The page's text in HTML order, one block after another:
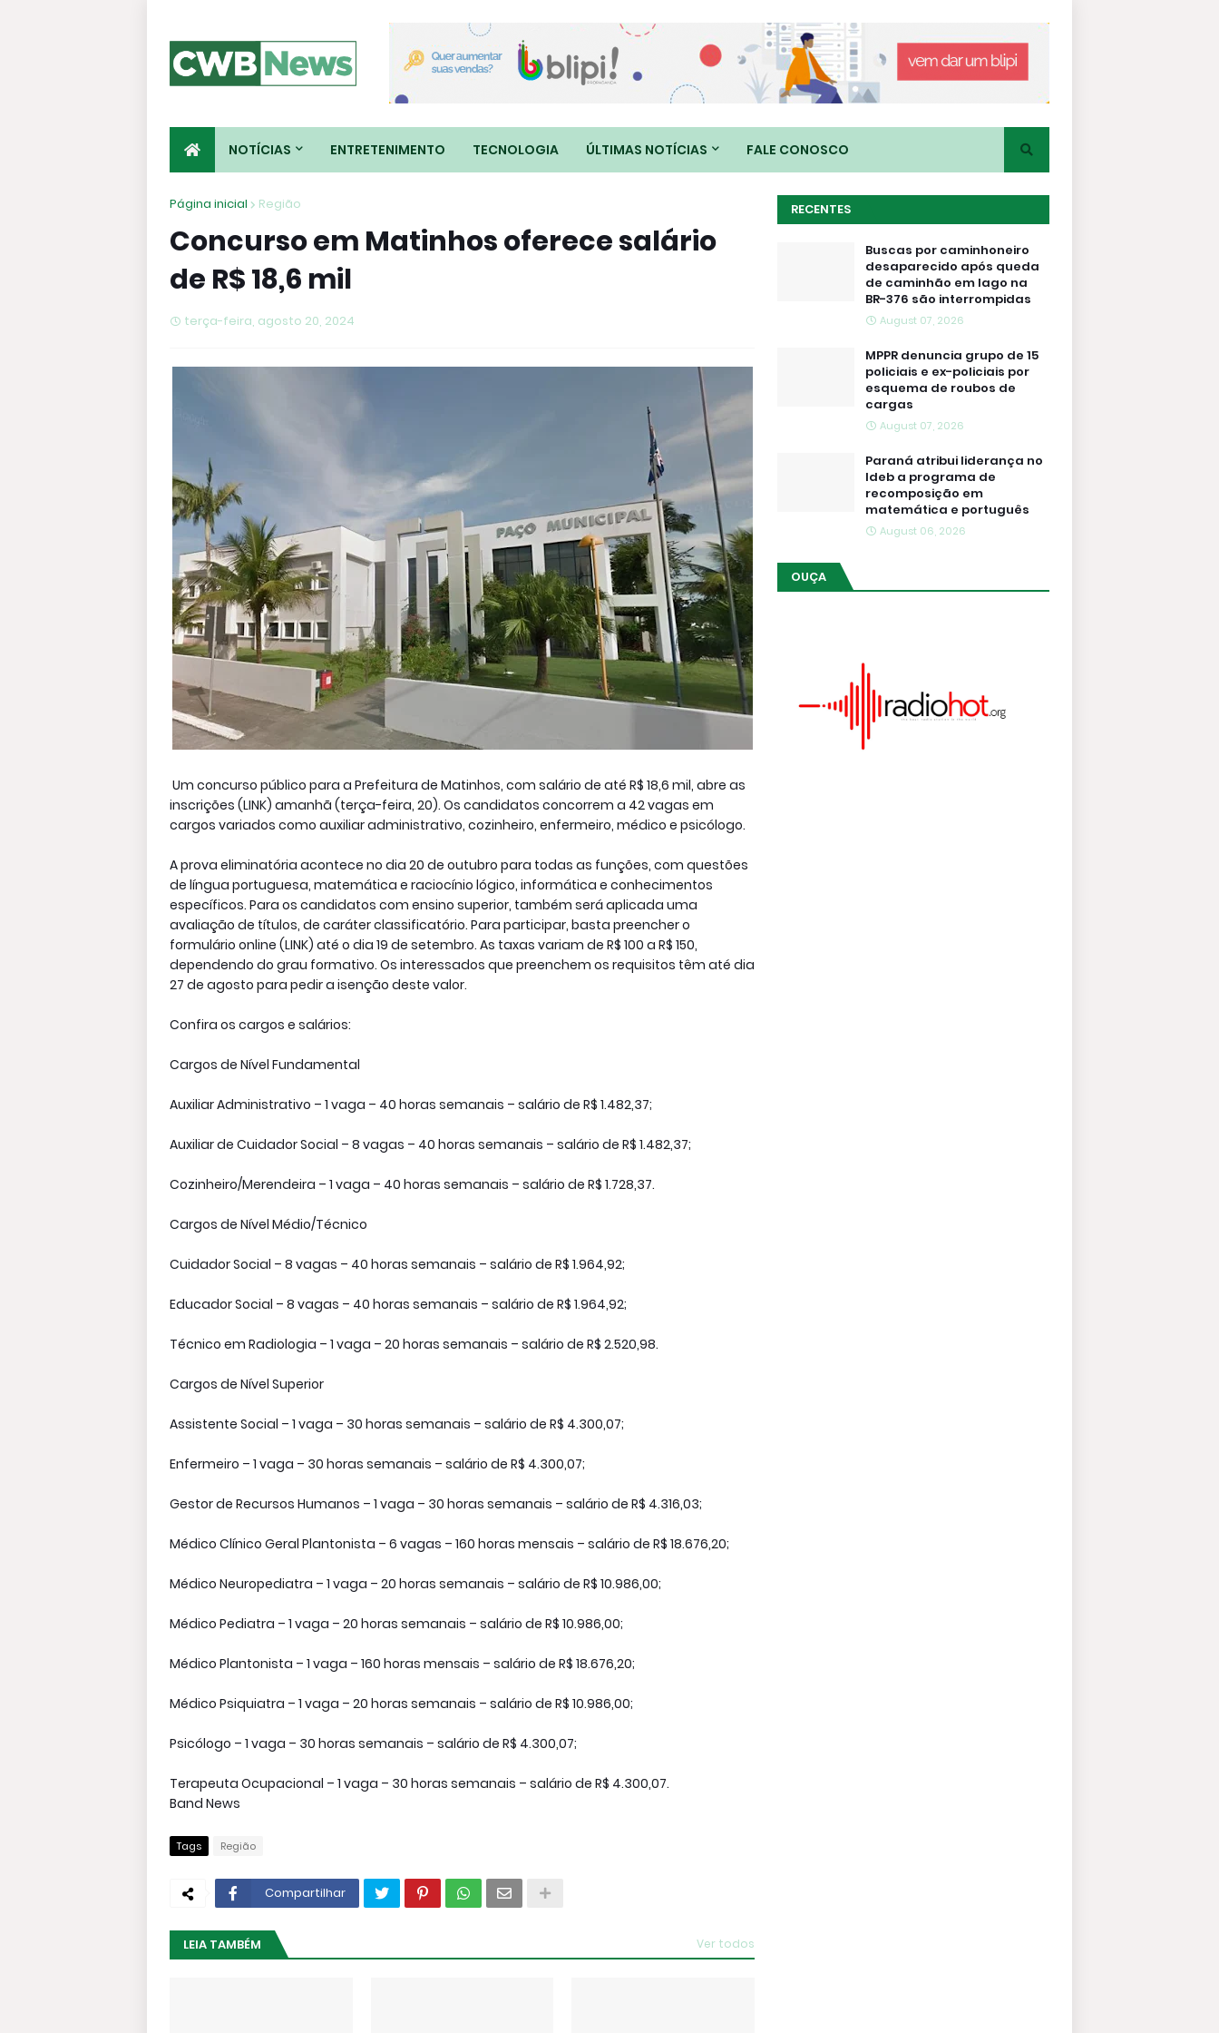
NOTÍCIAS ENTRETENIMENTO TECNOLOGIA ÚLTIMAS NOTÍCIAS FALE CONOSCO
Página inicial Região
Concurso em Matinhos oferece salário
de R$ 18,6 mil
terça-feira, agosto 20, 2024
Um concurso público para a Prefeitura de Matinhos, com salário de até R$ 18,6 mil, abre as
inscrições (LINK) amanhã (terça-feira, 20). Os candidatos concorrem a 42 vagas em
cargos variados como auxiliar administrativo, cozinheiro, enfermeiro, médico e psicólogo.
A prova eliminatória acontece no dia 20 de outubro para todas as funções, com questões
de língua portuguesa, matemática e raciocínio lógico, informática e conhecimentos
específicos. Para os candidatos com ensino superior, também será aplicada uma
avaliação de títulos, de caráter classificatório. Para participar, basta preencher o
formulário online (LINK) até o dia 19 de setembro. As taxas variam de R$ 100 a R$ 150,
dependendo do grau formativo. Os interessados que preenchem os requisitos têm até dia
27 de agosto para pedir a isenção deste valor.
Confira os cargos e salários:
Cargos de Nível Fundamental
Auxiliar Administrativo – 1 vaga – 40 horas semanais – salário de R$ 1.482,37;
Auxiliar de Cuidador Social – 8 vagas – 40 horas semanais – salário de R$ 1.482,37;
Cozinheiro/Merendeira – 1 vaga – 40 horas semanais – salário de R$ 1.728,37.
Cargos de Nível Médio/Técnico
Cuidador Social – 8 vagas – 40 horas semanais – salário de R$ 1.964,92;
Educador Social – 8 vagas – 40 horas semanais – salário de R$ 1.964,92;
Técnico em Radiologia – 1 vaga – 20 horas semanais – salário de R$ 2.520,98.
Cargos de Nível Superior
Assistente Social – 1 vaga – 30 horas semanais – salário de R$ 4.300,07;
Enfermeiro – 1 vaga – 30 horas semanais – salário de R$ 4.300,07;
Gestor de Recursos Humanos – 1 vaga – 30 horas semanais – salário de R$ 4.316,03;
Médico Clínico Geral Plantonista – 6 vagas – 160 horas mensais – salário de R$ 18.676,20;
Médico Neuropediatra – 1 vaga – 20 horas semanais – salário de R$ 10.986,00;
Médico Pediatra – 1 vaga – 20 horas semanais – salário de R$ 10.986,00;
Médico Plantonista – 1 vaga – 160 horas mensais – salário de R$ 18.676,20;
Médico Psiquiatra – 1 vaga – 20 horas semanais – salário de R$ 10.986,00;
Psicólogo – 1 vaga – 30 horas semanais – salário de R$ 4.300,07;
Terapeuta Ocupacional – 1 vaga – 30 horas semanais – salário de R$ 4.300,07.
Band News
Tags Região
Compartilhar
LEIA TAMBÉM Ver todos
RECENTES
Buscas por caminhoneiro
desaparecido após queda
de caminhão em lago na
BR-376 são interrompidas
August 07, 2026
MPPR denuncia grupo de 15
policiais e ex-policiais por
esquema de roubos de
cargas
August 07, 2026
Paraná atribui liderança no
Ideb a programa de
recomposição em
matemática e português
August 06, 2026
OUÇA